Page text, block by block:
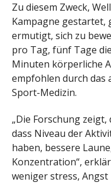
Zu diesem Zweck,
Kampagne gestartet,
ermutigt, sich zu
pro Tag, fünf Tage
Minuten körperliche
empfohlen durch das
Sport-Medizin.
„Die Forschung
dass Niveau der
haben, bessere
Konzentration“,
weniger stress, Angst